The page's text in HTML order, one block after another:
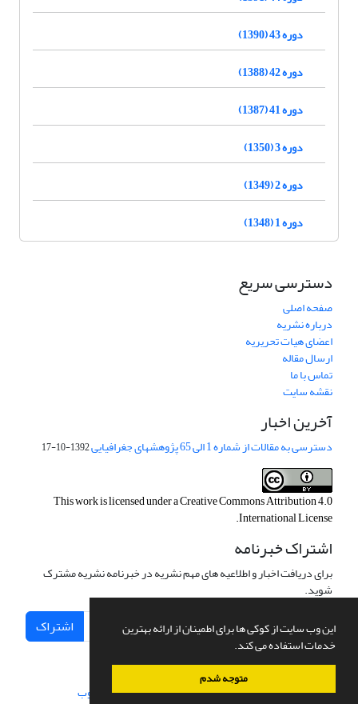
این وب سایت از کوکی ها برای اطمینان از ارائه بهترین
خدمات استفاده می کند.
متوجه شدم
دوره 43 (1390)
دوره 42 (1388)
دوره 41 (1387)
دوره 3 (1350)
دوره 2 (1349)
دوره 1 (1348)
دسترسی سریع
صفحه اصلی
درباره نشریه
اعضای هیات تحریریه
ارسال مقاله
تماس با ما
نقشه سایت
آخرین اخبار
دسترسی به مقالات از شماره 1 الی 65 پژوهشهای جغرافیایی 1392-10-17
This work is licensed under aCreative Commons Attribution 4.0
International License
.
اشتراک خبرنامه
برای دریافت اخبار و اطلاعیه های مهم نشریه در خبرنامه نشریه مشترک
شوید.
اشتراک
سامانه مدیریت نشریات علمی.طراحی و پیاده سازی از سیناوب